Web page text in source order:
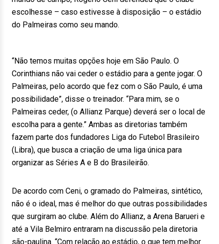
escolhesse – caso estivesse à disposição – o estádio
do Palmeiras como seu mando.
“Não temos muitas opções hoje em São Paulo. O
Corinthians não vai ceder o estádio para a gente jogar. O
Palmeiras, pelo acordo que fez com o São Paulo, é uma
possibilidade”, disse o treinador. “Para mim, se o
Palmeiras ceder, (o Allianz Parque) deverá ser o local de
escolha para a gente.” Ambas as diretorias também
fazem parte dos fundadores Liga do Futebol Brasileiro
(Libra), que busca a criação de uma liga única para
organizar as Séries A e B do Brasileirão.
De acordo com Ceni, o gramado do Palmeiras, sintético,
não é o ideal, mas é melhor do que outras possibilidades
que surgiram ao clube. Além do Allianz, a Arena Barueri e
até a Vila Belmiro entraram na discussão pela diretoria
são-paulina. “Com relação ao estádio, o que tem melhor